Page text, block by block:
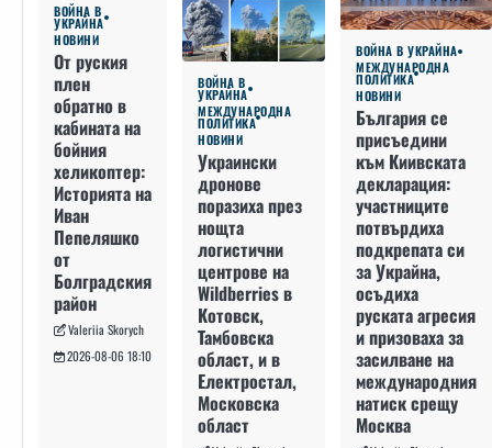
ВОЙНА В
УКРАЙНА
НОВИНИ
От руския
плен
обратно в
кабината на
бойния
хеликоптер:
Историята на
Иван
Пепеляшко
от
Болградския
район
Valeriia Skorych
2026-08-06 18:10
ВОЙНА В
УКРАЙНА
МЕЖДУНАРОДНА
ПОЛИТИКА
НОВИНИ
Украински
дронове
поразиха през
нощта
логистични
центрове на
Wildberries в
Котовск,
Тамбовска
област, и в
Електростал,
Московска
област
ВОЙНА В УКРАЙНА
МЕЖДУНАРОДНА
ПОЛИТИКА
НОВИНИ
България се
присъедини
към Киивската
декларация:
участниците
потвърдиха
подкрепата си
за Украйна,
осъдиха
руската агресия
и призоваха за
засилване на
международния
натиск срещу
Москва